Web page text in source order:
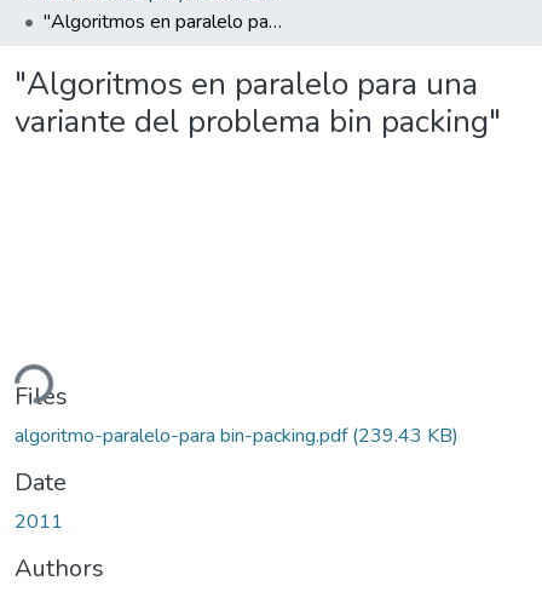
"Algoritmos en paralelo para una variante del problema bin packing"
"Algoritmos en paralelo para una
variante del problema bin packing"
Files
algoritmo-paralelo-para bin-packing.pdf(239.43 KB)
Date
2011
Authors